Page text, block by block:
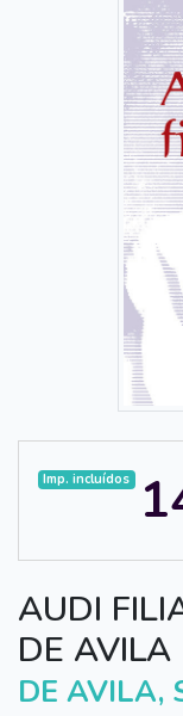
AUDI
DE AVILA
DE AVILA,
Imp. incluídos